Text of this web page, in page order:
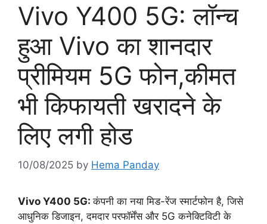
Vivo Y400 5G: लॉन्च
हुआ Vivo का शानदार
प्रीमियम 5G फोन,कीमत
भी किफायती खरादने के
लिए लगी होड
10/08/2025 by Hema Panday
Vivo Y400 5G:कंपनी का नया मिड-रेंज स्मार्टफोन है, जिसे
आधुनिक डिजाइन, दमदार परफॉर्मेंस और 5G कनेक्टिविटी के